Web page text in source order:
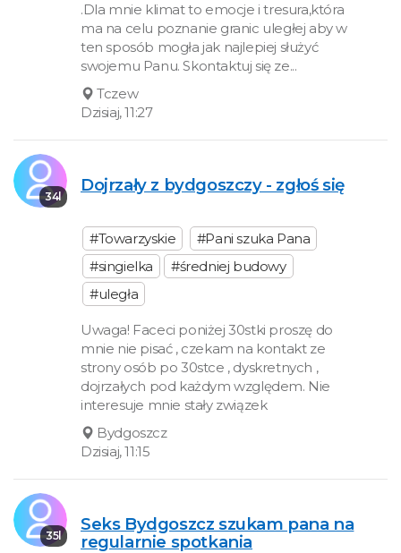
.Dla mnie klimat to emocje i tresura,która
ma na celu poznanie granic uległej aby w
ten sposób mogła jak najlepiej służyć
swojemu Panu. Skontaktuj się ze...
Tczew
Dzisiaj, 11:27
34l
Dojrzały z bydgoszczy - zgłoś się
#Towarzyskie
#Pani szuka Pana
#singielka
#średniej budowy
#uległa
Uwaga! Faceci poniżej 30stki proszę do
mnie nie pisać , czekam na kontakt ze
strony osób po 30stce , dyskretnych ,
dojrzałych pod każdym względem. Nie
interesuje mnie stały związek
Bydgoszcz
Dzisiaj, 11:15
35l
Seks Bydgoszcz szukam pana na
regularnie spotkania